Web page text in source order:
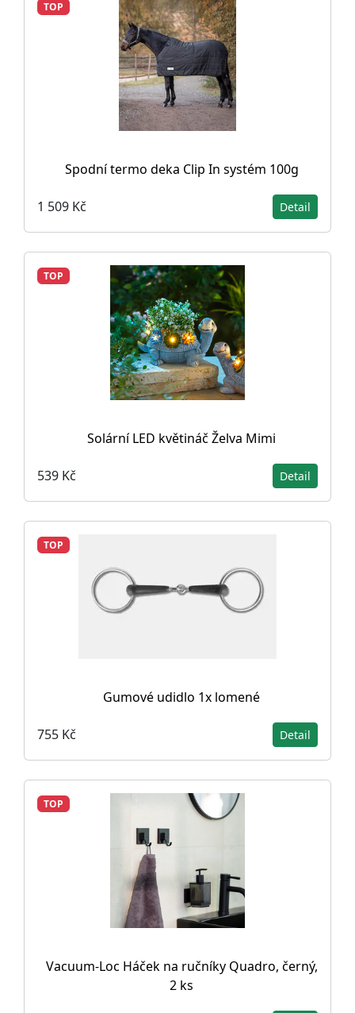
TOP
Spodní termo deka Clip In systém 100g
1 509 Kč Detail
TOP
Solární LED květináč Želva Mimi
539 Kč Detail
TOP
Gumové udidlo 1x lomené
755 Kč Detail
TOP
Vacuum-Loc Háček na ručníky Quadro, černý,
2 ks